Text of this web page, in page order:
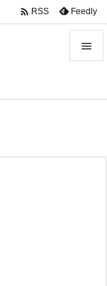

 RSS Feedly